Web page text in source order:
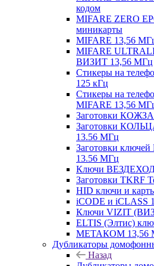
кодом
MIFARE ZERO
миникарты
MIFARE 13,56
MIFARE
ВИЗИТ 13,56 МГц
Стикеры на
125 кГц
Стикеры на
MIFARE 13,56
Заготовки
Заготовки
13.56 МГц
Заготовки
13.56 МГц
Ключи
Заготовки TKRF
HID ключи и
iCODE и iCLASS
Ключи VIZIT
ELTIS (Элтис)
МЕТАКОМ 13,56
Дубликаторы
Назад